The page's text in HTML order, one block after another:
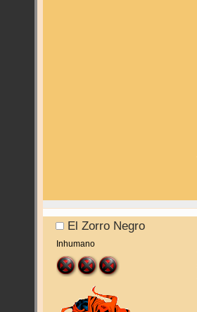
El Zorro Negro
Inhumano